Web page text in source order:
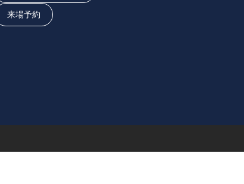
来場予約